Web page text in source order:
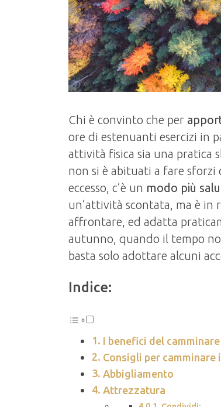
Chi è convinto che per
ore di estenuanti esercizi in
attività fisica sia una pratica
non si è abituati a fare sforzi
eccesso, c’è un modo più
un’attività scontata, ma è in
affrontare, ed adatta
autunno, quando il tempo
basta solo adottare alcuni
Indice:
I benefici del camminare
Consigli per camminare
Abbigliamento
Attrezzatura